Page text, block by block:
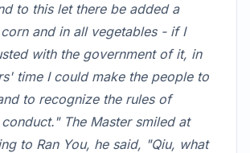
to this let there be added a
and in all vegetables - if I
with the government of it, in
time I could make the people to
to recognize the rules of
The Master smiled at
to Ran You, he said, "Qiu, what